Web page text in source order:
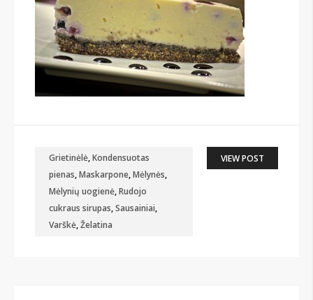
Grietinėlė,Kondensuotas
pienas,Maskarpone,Mėlynės,
Mėlynių uogienė,Rudojo
cukraus sirupas,Sausainiai,
Varškė,Želatina
VIEW POST